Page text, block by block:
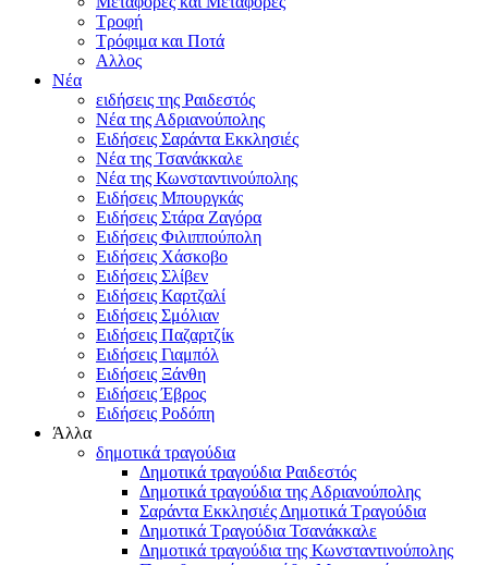
Τροφή
Τρόφιμα και Ποτά
Αλλος
Νέα
ειδήσεις της Ραιδεστός
Νέα της Αδριανούπολης
Ειδήσεις Σαράντα Εκκλησιές
Νέα της Τσανάκκαλε
Νέα της Κωνσταντινούπολης
Ειδήσεις Μπουργκάς
Ειδήσεις Στάρα Ζαγόρα
Ειδήσεις Φιλιππούπολη
Ειδήσεις Χάσκοβο
Ειδήσεις Σλίβεν
Ειδήσεις Καρτζαλί
Ειδήσεις Σμόλιαν
Ειδήσεις Παζαρτζίκ
Ειδήσεις Γιαμπόλ
Ειδήσεις Ξάνθη
Ειδήσεις Έβρος
Ειδήσεις Ροδόπη
Άλλα
δημοτικά τραγούδια
Δημοτικά τραγούδια Ραιδεστός
Δημοτικά τραγούδια της Αδριανούπολης
Σαράντα Εκκλησιές Δημοτικά Τραγούδια
Δημοτικά Τραγούδια Τσανάκκαλε
Δημοτικά τραγούδια της Κωνσταντινούπολης